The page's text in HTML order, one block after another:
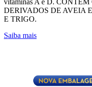
vitaminas A e D.
DERIVADOS DE AVEIA
E TRIGO.
Saiba mais